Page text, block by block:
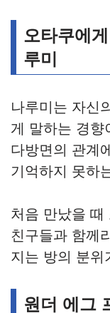
오타쿠에
루미
나루미는 자신
게 말하는 경향
다방면의 관계
기억하지 못하
처음 만났을 때
친구들과 함께
지는 방의 분위
원더 에그